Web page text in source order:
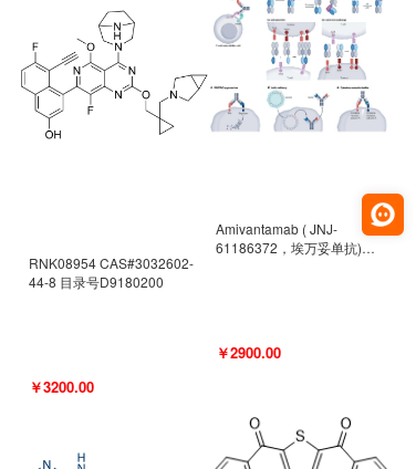
RNK08954 CAS#3032602-
44-8 目录号D9180200
￥3200.00
Amivantamab ( JNJ-
61186372，埃万妥单抗)
￥2900.00